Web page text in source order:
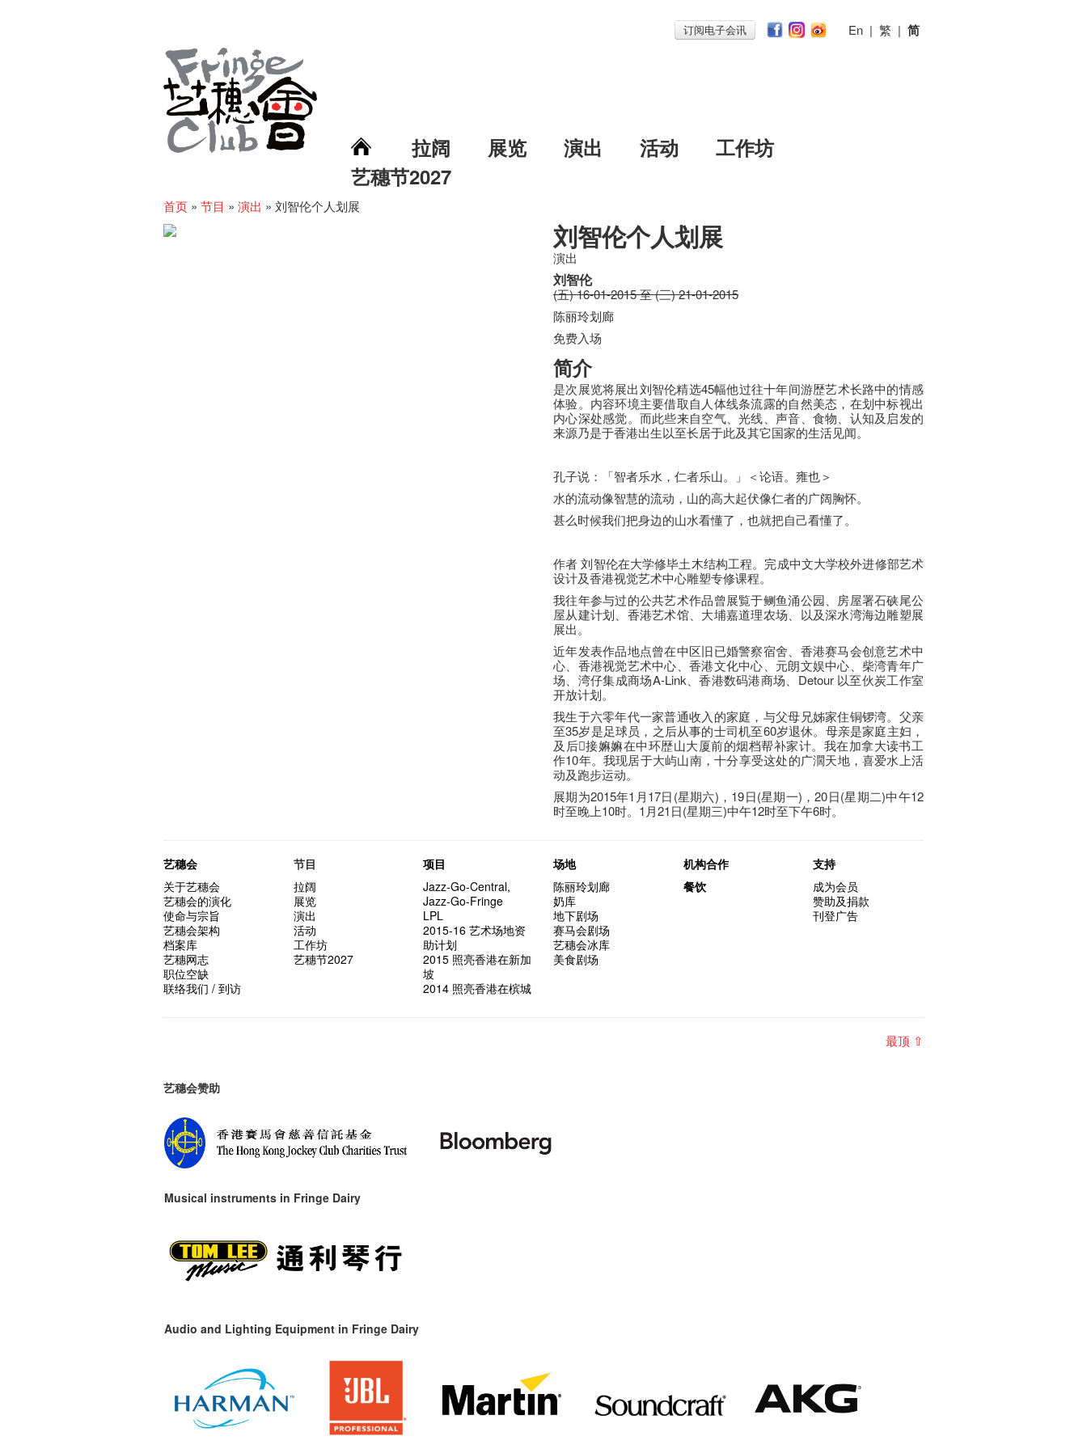
订阅电子会讯 En | 繁 | 简
拉阔 展览 演出 活动
工作坊
艺穗节2027
首页 » 节目 » 演出 » 刘智伦个人划展
刘智伦个人划展
演出
刘智伦
(五) 16-01-2015 至 (三) 21-01-2015
陈丽玲划廊
免费入场
简介
是次展览将展出刘智伦精选45幅他过往十年间游歴艺术长路中的情感
体验。内容环境主要借取自人体线条流露的自然美态，在划中标视出
内心深处感觉。而此些来自空气、光线、声音、食物、认知及启发的
来源乃是于香港出生以至长居于此及其它国家的生活见闻。
孔子说：「智者乐水，仁者乐山。」＜论语。雍也＞
水的流动像智慧的流动，山的高大起伏像仁者的广阔胸怀。
甚么时候我们把身边的山水看懂了，也就把自己看懂了。
作者 刘智伦在大学修毕土木结构工程。完成中文大学校外进修部艺术
设计及香港视觉艺术中心雕塑专修课程。
我往年参与过的公共艺术作品曾展覧于鲗鱼涌公园、房屋署石硖尾公
屋从建计划、香港艺术馆、大埔嘉道理农场、以及深水湾海边雕塑展
展出。
近年发表作品地点曾在中区旧已婚警察宿舍、香港赛马会创意艺术中
心、香港视觉艺术中心、香港文化中心、元朗文娱中心、柴湾青年广
场、湾仔集成商场A-Link、香港数码港商场、Detour 以至伙炭工作室
开放计划。
我生于六零年代一家普通收入的家庭，与父母兄姊家住铜锣湾。父亲
至35岁是足球员，之后从事的士司机至60岁退休。母亲是家庭主妇，
及后接嫲嫲在中环歴山大厦前的烟档帮补家计。我在加拿大读书工
作10年。我现居于大屿山南，十分享受这处的广濶天地，喜爱水上活
动及跑步运动。
展期为2015年1月17日(星期六)，19日(星期一)，20日(星期二)中午12
时至晚上10时。1月21日(星期三)中午12时至下午6时。
艺穗会
关于艺穗会
艺穗会的演化
使命与宗旨
艺穗会架构
档案库
艺穗网志
职位空缺
联络我们 / 到访
节目
拉阔
展览
演出
活动
工作坊
艺穗节2027
项目
Jazz-Go-Central,
Jazz-Go-Fringe
LPL
2015-16 艺术场地资
助计划
2015 照亮香港在新加
坡
2014 照亮香港在槟城
场地
陈丽玲划廊
奶库
地下剧场
赛马会剧场
艺穗会冰库
美食剧场
机构合作
餐饮
支持
成为会员
赞助及捐款
刊登广告
最顶 ⇧
艺穗会赞助
Musical instruments in Fringe Dairy
Audio and Lighting Equipment in Fringe Dairy